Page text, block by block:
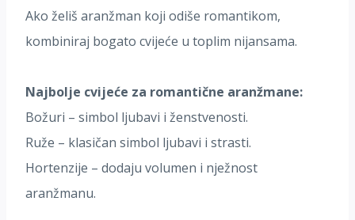
Ako želiš aranžman koji odiše romantikom,
kombiniraj bogato cvijeće u toplim nijansama.
Najbolje cvijeće za romantične aranžmane:
Božuri – simbol ljubavi i ženstvenosti.
Ruže – klasičan simbol ljubavi i strasti.
Hortenzije – dodaju volumen i nježnost
aranžmanu.